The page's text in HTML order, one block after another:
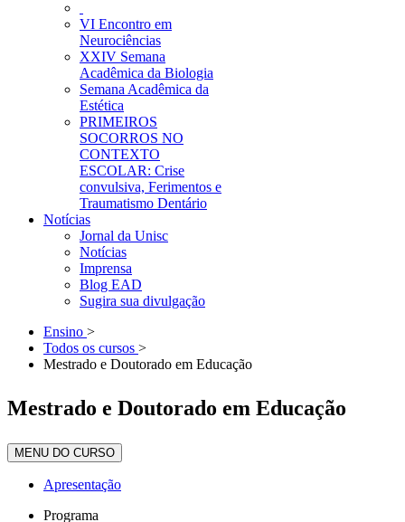
VI Encontro em
Neurociências
XXIV Semana
Acadêmica da Biologia
Semana Acadêmica da
Estética
PRIMEIROS
SOCORROS NO
CONTEXTO
ESCOLAR: Crise
convulsiva, Ferimentos e
Traumatismo Dentário
Notícias
Jornal da Unisc
Notícias
Imprensa
Blog EAD
Sugira sua divulgação
Ensino >
Todos os cursos >
Mestrado e Doutorado em Educação
Mestrado e Doutorado em Educação
MENU DO CURSO
Apresentação
Programa